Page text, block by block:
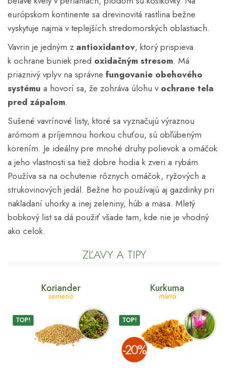
európskom kontinente sa drevinovitá rastlina bežne
vyskytuje najmä v teplejších stredomorských oblastiach.
Vavrin je jedným z antioxidantov, ktorý prispieva
k ochrane buniek pred oxidačným stresom. Má
priaznivý vplyv na správne fungovanie obehového
systému a hovorí sa, že zohráva úlohu v ochrane tela
pred zápalom.
Sušené vavrínové listy, ktoré sa vyznačujú výraznou
arómom a príjemnou horkou chuťou, sú obľúbeným
korením. Je ideálny pre mnohé druhy polievok a omáčok
a jeho vlastnosti sa tiež dobre hodia k zveri a rybám.
Používa sa na ochutenie rôznych omáčok, ryžových a
strukovinových jedál. Bežne ho používajú aj gazdinky pri
nakladaní uhorky a inej zeleniny, húb a mäsa. Mletý
bobkový list sa dá použiť všade tam, kde nie je vhodný
ako celok.
ZĽAVY A TIPY
Koriander
semeno
TOP!
Kurkuma
mletá
TOP!
­-20%